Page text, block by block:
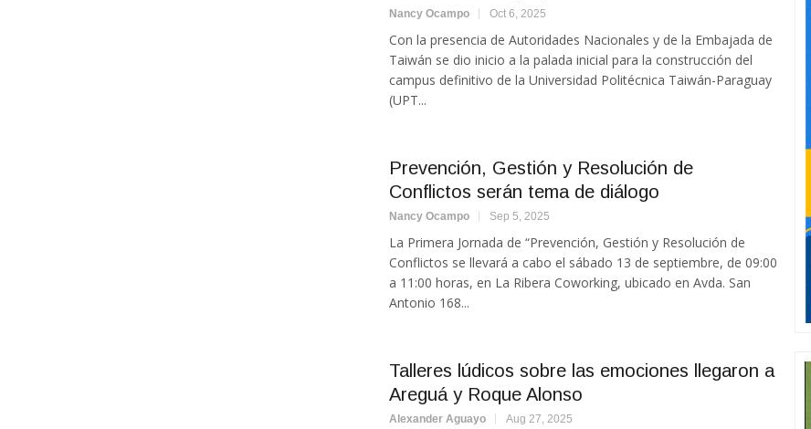
Nancy Ocampo Oct 6, 2025
Con la presencia de Autoridades Nacionales y de la Embajada de
Taiwán se dio inicio a la palada inicial para la construcción del
campus definitivo de la Universidad Politécnica Taiwán-Paraguay
(UPT...
Prevención, Gestión y Resolución de
Conflictos serán tema de diálogo
Nancy Ocampo Sep 5, 2025
La Primera Jornada de “Prevención, Gestión y Resolución de
Conflictos se llevará a cabo el sábado 13 de septiembre, de 09:00
a 11:00 horas, en La Ribera Coworking, ubicado en Avda. San
Antonio 168...
Talleres lúdicos sobre las emociones llegaron a
Areguá y Roque Alonso
Alexander Aguayo Aug 27, 2025